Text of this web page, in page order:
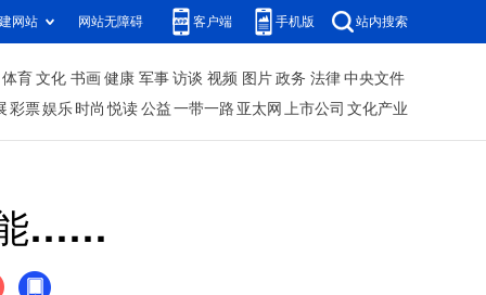
网站 网站无障碍 客户端 手机版 站内搜索
体育 文化 书画 健康 军事 访谈 视频 图片 政务 法律 中央文件
彩票娱乐 时尚 悦读 公益 一带一路 亚太网 上市公司 文化产业
能……